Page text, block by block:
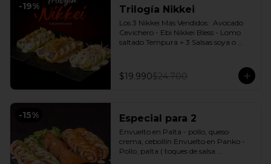
-19% Trilogía Nikkei
Los 3 Nikkei Más Vendidos:  Avocado
Cevichero - Ebi Nikkei Bless - Lomo
saltado Tempura + 3 Salsas soya o
$19.990$24.700
-15% Especial para 2
Envuelto en Palta - pollo, queso
crema, cebollín Envuelto en Panko -
Pollo, palta ( toques de salsa